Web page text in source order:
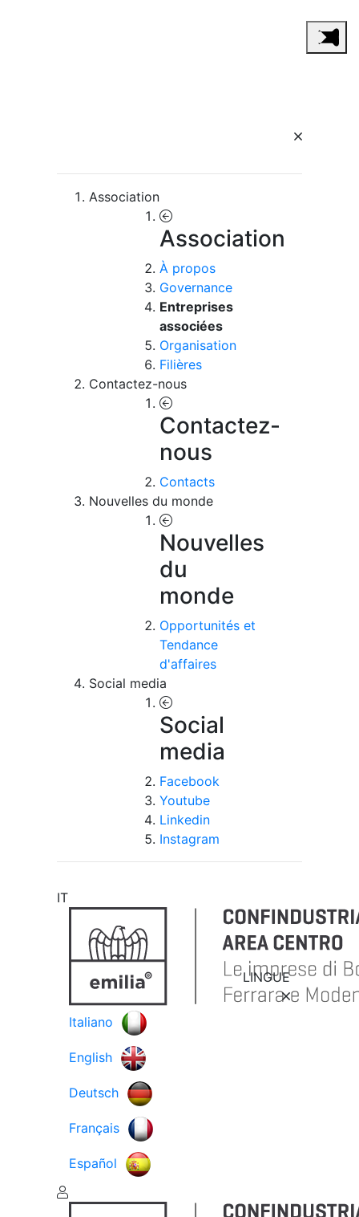
Association
Association
À propos
Governance
Entreprises
associées
Organisation
Filières
Contactez-nous
Contactez-
nous
Contacts
Nouvelles du monde
Nouvelles
du
monde
Opportunités et
Tendance
d'affaires
Social media
Social
media
Facebook
Youtube
Linkedin
Instagram
IT
LINGUE
Italiano
English
Deutsch
Français
Español